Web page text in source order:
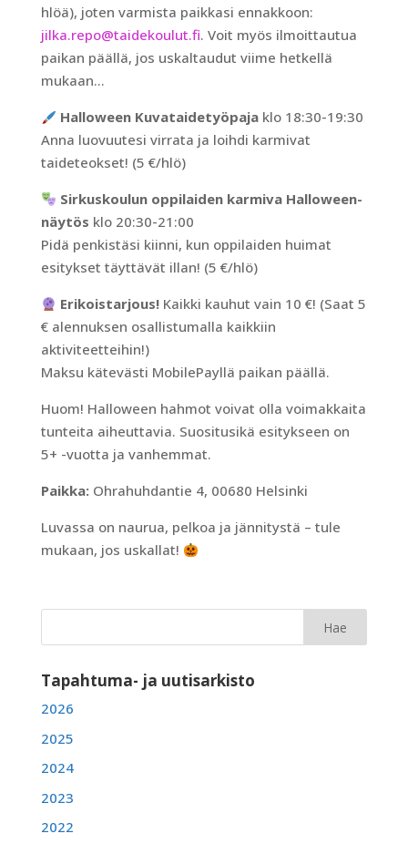
hlöä), joten varmista paikkasi ennakkoon:
jilka.repo@taidekoulut.fi. Voit myös ilmoittautua
paikan päällä, jos uskaltaudut viime hetkellä
mukaan…
Halloween Kuvataidetyöpajaklo 18:30-19:30
Anna luovuutesi virrata ja loihdi karmivat
taideteokset! (5 €/hlö)
Sirkuskoulun oppilaiden karmiva Halloween-
näytös klo 20:30-21:00
Pidä penkistäsi kiinni, kun oppilaiden huimat
esitykset täyttävät illan! (5 €/hlö)
Erikoistarjous!Kaikki kauhut vain 10 €! (Saat 5
€ alennuksen osallistumalla kaikkiin
aktiviteetteihin!)
Maksu kätevästi MobilePayllä paikan päällä.
Huom! Halloween hahmot voivat olla voimakkaita
tunteita aiheuttavia. Suositusikä esitykseen on
5+ -vuotta ja vanhemmat.
Paikka:Ohrahuhdantie 4, 00680 Helsinki
Luvassa on naurua, pelkoa ja jännitystä – tule
mukaan, jos uskallat!
Tapahtuma- ja uutisarkisto
2026
2025
2024
2023
2022